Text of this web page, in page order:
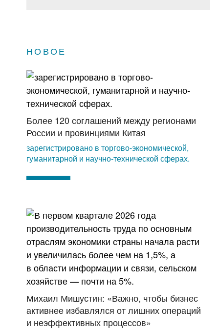
НОВОЕ
Более 120 соглашений между регионами
России и провинциями Китая
зарегистрировано в торгово-экономической,
гуманитарной и научно-технической сферах.
Михаил Мишустин: «Важно, чтобы бизнес
активнее избавлялся от лишних операций
и неэффективных процессов»